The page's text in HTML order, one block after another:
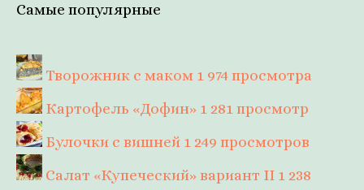
Самые популярные
Творожник с маком 1 974 просмотра
Картофель «Дофин» 1 281 просмотр
Булочки с вишней 1 249 просмотров
Салат «Купеческий» вариант II 1 238